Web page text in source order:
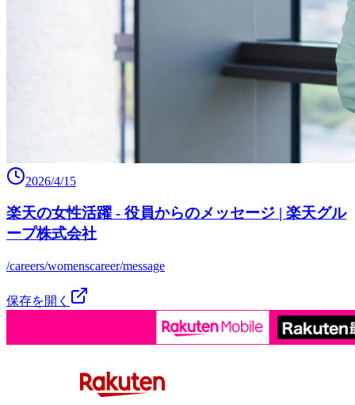
2026/4/15
楽天の女性活躍 - 役員からのメッセージ | 楽天グル
ープ株式会社
/careers/womenscareer/message
保存を開く